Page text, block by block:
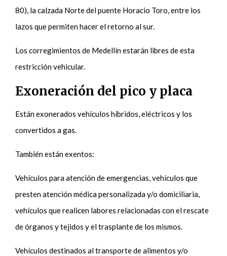
80), la calzada Norte del puente Horacio Toro, entre los
lazos que permiten hacer el retorno al sur.
Los corregimientos de Medellín estarán libres de esta
restricción vehicular.
Exoneración del pico y placa
Están exonerados vehículos híbridos, eléctricos y los
convertidos a gas.
También están exentos:
Vehículos para atención de emergencias, vehículos que
presten atención médica personalizada y/o domiciliaria,
vehículos que realicen labores relacionadas con el rescate
de órganos y tejidos y el trasplante de los mismos.
Vehículos destinados al transporte de alimentos y/o